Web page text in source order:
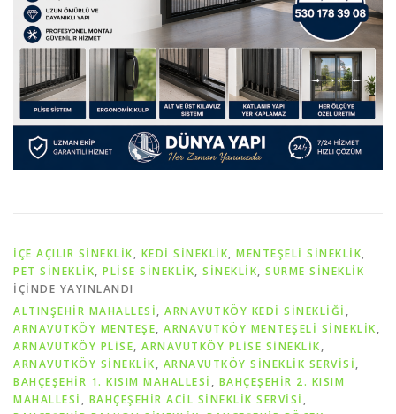
İÇE AÇILIR SINEKLIK, KEDI SINEKLIK, MENTEŞELI SINEKLIK,
PET SİNEKLIK, PLISE SINEKLIK, SİNEKLİK, SÜRME SINEKLIK
IÇINDE YAYINLANDI
ALTINŞEHİR MAHALLESİ, ARNAVUTKÖY KEDİ SİNEKLİĞİ ,
ARNAVUTKÖY MENTEŞE, ARNAVUTKÖY MENTEŞELİ SİNEKLİK,
ARNAVUTKÖY PLİSE, ARNAVUTKÖY PLİSE SİNEKLİK,
ARNAVUTKÖY SİNEKLİK, ARNAVUTKÖY SİNEKLİK SERVİSİ,
BAHÇEŞEHİR 1. KISIM MAHALLESİ , BAHÇEŞEHİR 2. KISIM
MAHALLESİ , BAHÇEŞEHIR ACIL SINEKLIK SERVISI ,